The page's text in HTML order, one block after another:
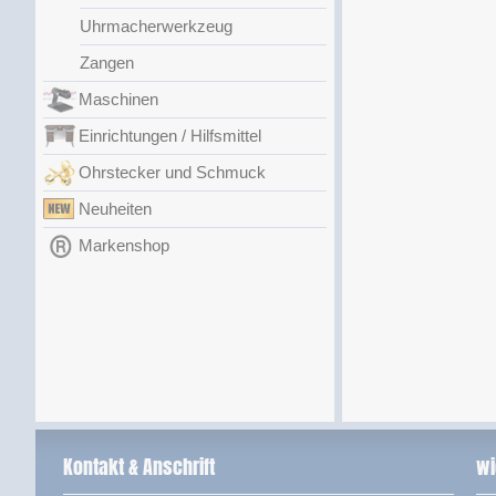
Uhrmacherwerkzeug
Zangen
Maschinen
Einrichtungen / Hilfsmittel
Ohrstecker und Schmuck
Neuheiten
Markenshop
Kontakt & Anschrift